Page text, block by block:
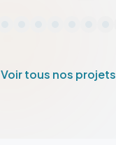
Voir tous nos projets